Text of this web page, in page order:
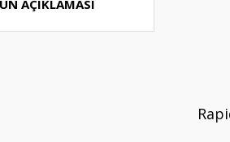
AÇIKLAMASI